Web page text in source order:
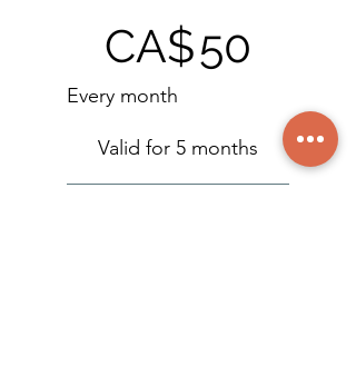
CA$50
Every month
Valid for 5 months